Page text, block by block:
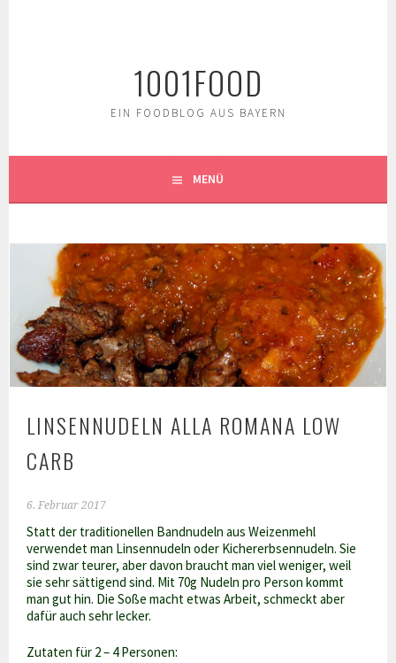
1001FOOD
EIN FOODBLOG AUS BAYERN
MENÜ
LINSENNUDELN ALLA ROMANA LOW
CARB
6. Februar 2017
Statt der traditionellen Bandnudeln aus Weizenmehl
verwendet man Linsennudeln oder Kichererbsennudeln. Sie
sind zwar teurer, aber davon braucht man viel weniger, weil
sie sehr sättigend sind. Mit 70g Nudeln pro Person kommt
man gut hin. Die Soße macht etwas Arbeit, schmeckt aber
dafür auch sehr lecker.
Zutaten für 2 – 4 Personen: